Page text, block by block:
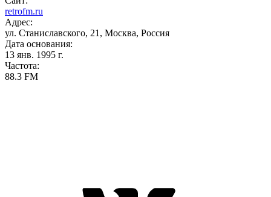
retrofm.ru
Адрес:
ул. Станиславского, 21, Москва, Россия
Дата основания:
13 янв. 1995 г.
Частота:
88.3 FM